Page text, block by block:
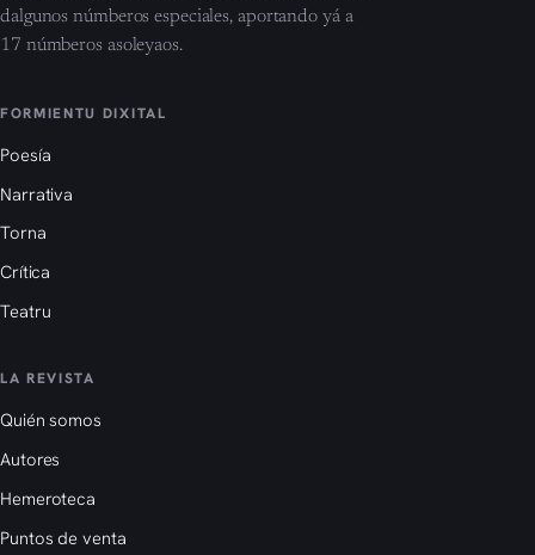
dalgunos númberos especiales, aportando yá a
17 númberos asoleyaos.
FORMIENTU DIXITAL
Poesía
Narrativa
Torna
Crítica
Teatru
LA REVISTA
Quién somos
Autores
Hemeroteca
Puntos de venta